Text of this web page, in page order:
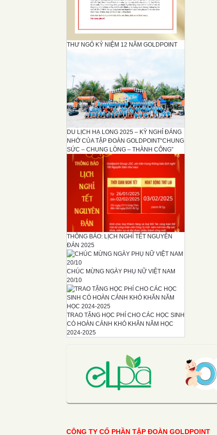
THƯ NGỎ KỶ NIỆM 12 NĂM GOLDPOINT
DU LỊCH HẠ LONG 2025 – KỲ NGHỈ ĐÁNG
NHỚ CỦA TẬP ĐOÀN GOLDPOINT“CHUNG
SỨC – CHUNG LÒNG – THÀNH CÔNG”
THÔNG BÁO: LỊCH NGHỈ TẾT NGUYÊN
ĐÁN 2025
CHÚC MỪNG NGÀY PHỤ NỮ VIỆT NAM
20/10
TRAO TẶNG HỌC PHÍ CHO CÁC HỌC SINH
CÓ HOÀN CẢNH KHÓ KHĂN NĂM HỌC
2024-2025
CÔNG TY CỔ PHẦN TẬP ĐOÀN GOLDPOINT